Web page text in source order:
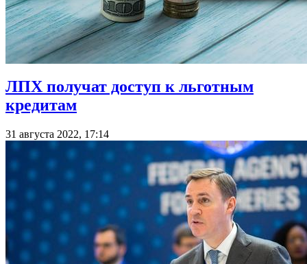
ЛПХ получат доступ к льготным
кредитам
31 августа 2022, 17:14